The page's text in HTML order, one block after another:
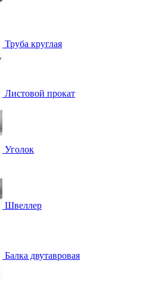
Труба круглая
Листовой прокат
Уголок
Швеллер
Балка двутавровая